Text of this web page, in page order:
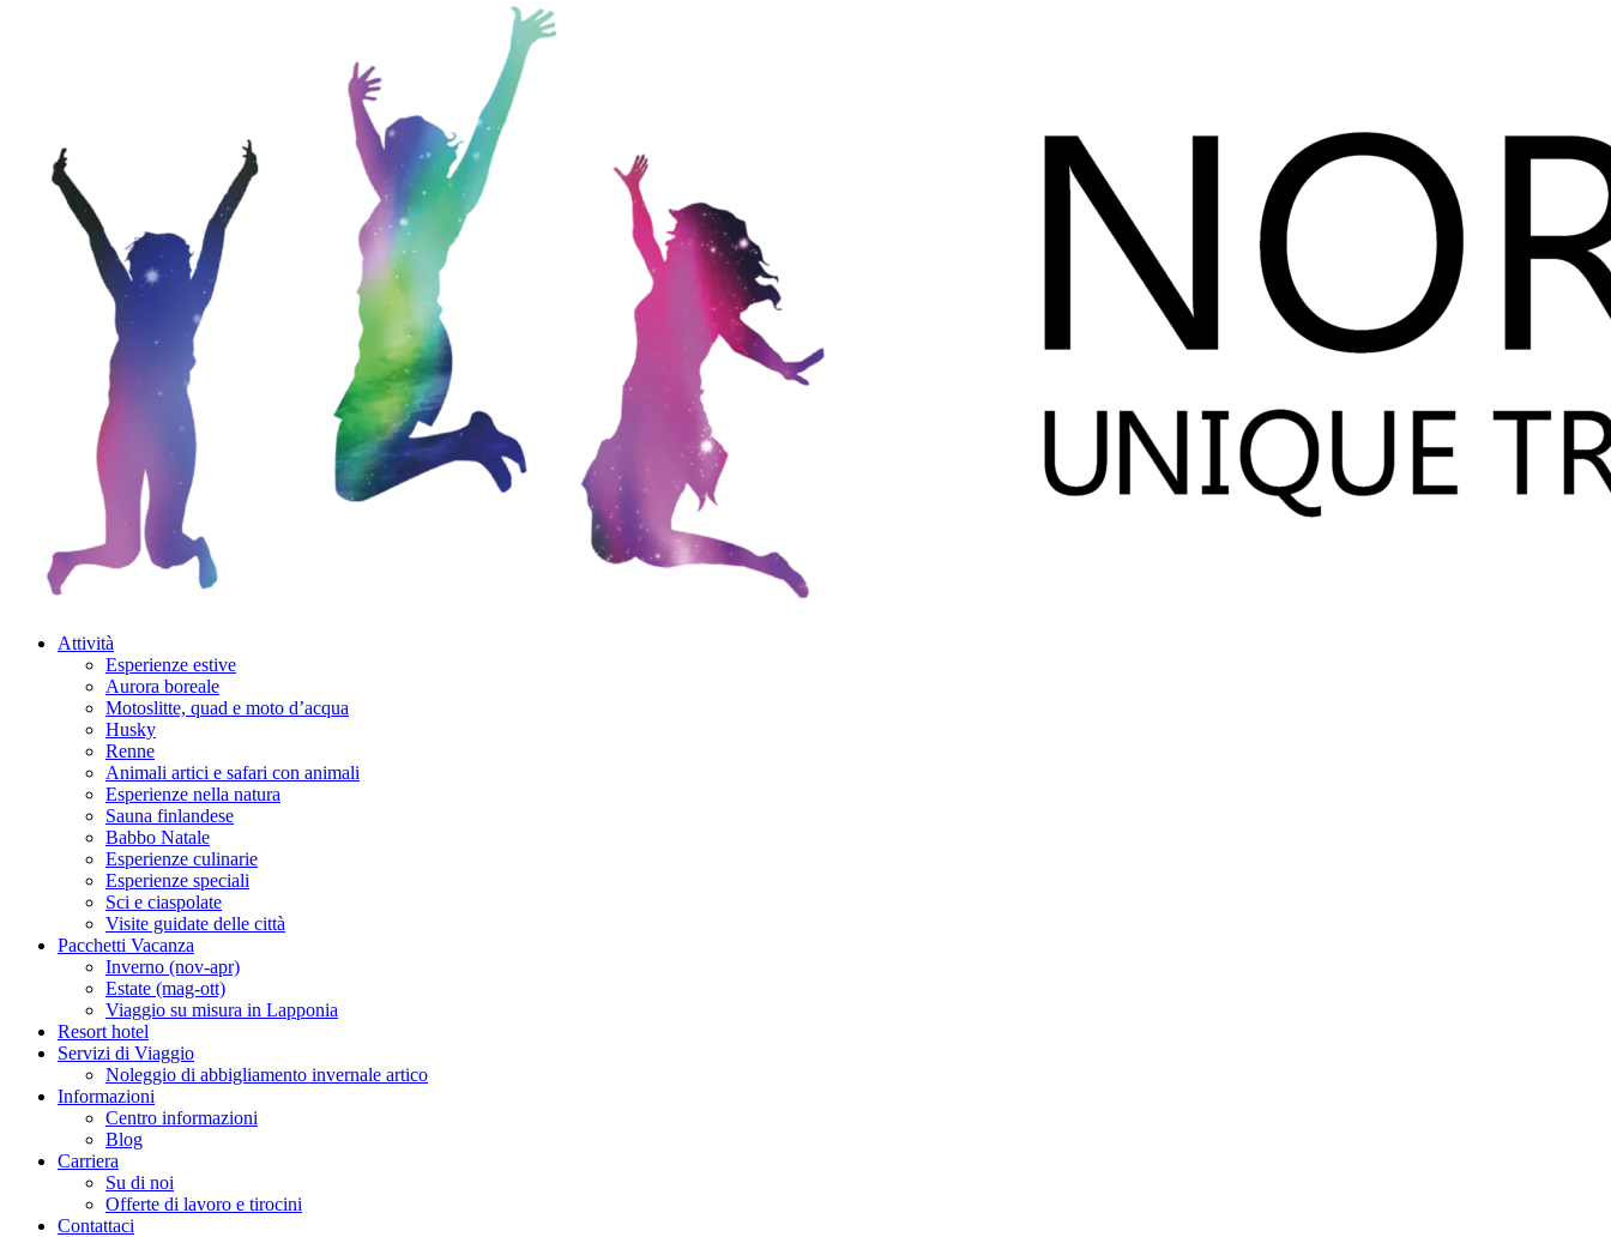
Attività
Esperienze estive
Aurora boreale
Motoslitte, quad e moto d’acqua
Husky
Renne
Animali artici e safari con animali
Esperienze nella natura
Sauna finlandese
Babbo Natale
Esperienze culinarie
Esperienze speciali
Sci e ciaspolate
Visite guidate delle città
Pacchetti Vacanza
Inverno (nov-apr)
Estate (mag-ott)
Viaggio su misura in Lapponia
Resort hotel
Servizi di Viaggio
Noleggio di abbigliamento invernale artico
Informazioni
Centro informazioni
Blog
Carriera
Su di noi
Offerte di lavoro e tirocini
Contattaci